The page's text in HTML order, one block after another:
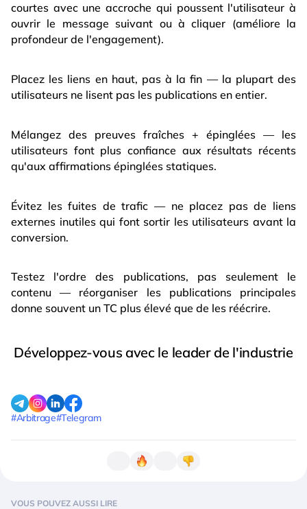
courtes avec une accroche qui poussent l'utilisateur à
ouvrir le message suivant ou à cliquer (améliore la
profondeur de l'engagement).
Placez les liens en haut, pas à la fin — la plupart des
utilisateurs ne lisent pas les publications en entier.
Mélangez des preuves fraîches + épinglées — les
utilisateurs font plus confiance aux résultats récents
qu'aux affirmations épinglées statiques.
Évitez les fuites de trafic — ne placez pas de liens
externes inutiles qui font sortir les utilisateurs avant la
conversion.
Testez l'ordre des publications, pas seulement le
contenu — réorganiser les publications principales
donne souvent un TC plus élevé que de les réécrire.
Développez-vous avec le leader de l'industrie
#Arbitrage#Telegram
VOUS POUVEZ AUSSI LIRE